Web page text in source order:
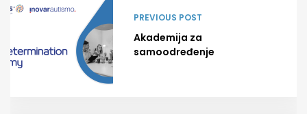
PREVIOUS POST
Akademija za
samoodređenje